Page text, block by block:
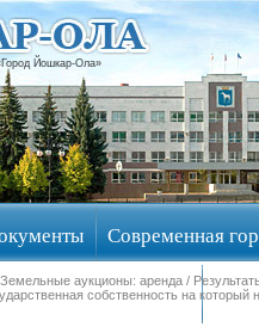
Йошкар-Ола»
Современная
обсуждения
Земельные аукционы: аренда /
собственность на который